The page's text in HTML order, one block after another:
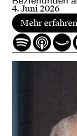
4. Juni 2026
Mehr erfahren